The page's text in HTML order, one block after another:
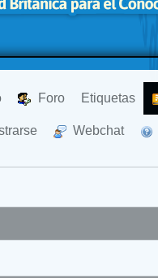
Foro Etiquetas
Webchat